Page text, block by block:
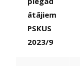
ātājiem
PSKUS
2023/9